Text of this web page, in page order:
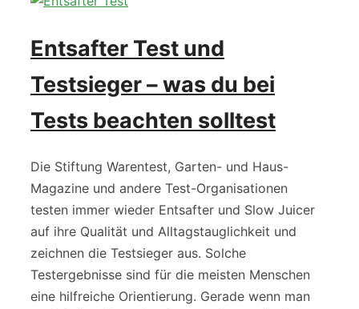
Entsafter Test und
Testsieger – was du bei
Tests beachten solltest
Die Stiftung Warentest, Garten- und Haus-
Magazine und andere Test-Organisationen
testen immer wieder Entsafter und Slow Juicer
auf ihre Qualität und Alltagstauglichkeit und
zeichnen die Testsieger aus. Solche
Testergebnisse sind für die meisten Menschen
eine hilfreiche Orientierung. Gerade wenn man